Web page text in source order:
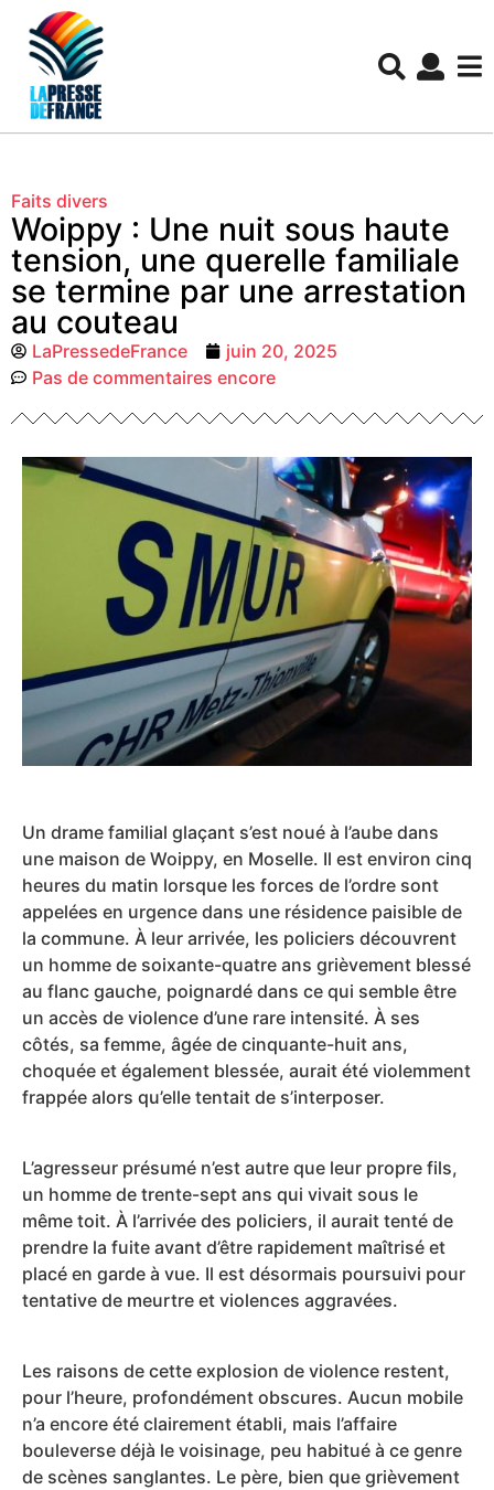
Faits divers
Woippy : Une nuit sous haute
tension, une querelle familiale
se termine par une arrestation
au couteau
LaPressedeFrance
juin 20, 2025
Pas de commentaires encore
Un drame familial glaçant s’est noué à l’aube dans
une maison de Woippy, en Moselle. Il est environ cinq
heures du matin lorsque les forces de l’ordre sont
appelées en urgence dans une résidence paisible de
la commune. À leur arrivée, les policiers découvrent
un homme de soixante-quatre ans grièvement blessé
au flanc gauche, poignardé dans ce qui semble être
un accès de violence d’une rare intensité. À ses
côtés, sa femme, âgée de cinquante-huit ans,
choquée et également blessée, aurait été violemment
frappée alors qu’elle tentait de s’interposer.
L’agresseur présumé n’est autre que leur propre fils,
un homme de trente-sept ans qui vivait sous le
même toit. À l’arrivée des policiers, il aurait tenté de
prendre la fuite avant d’être rapidement maîtrisé et
placé en garde à vue. Il est désormais poursuivi pour
tentative de meurtre et violences aggravées.
Les raisons de cette explosion de violence restent,
pour l’heure, profondément obscures. Aucun mobile
n’a encore été clairement établi, mais l’affaire
bouleverse déjà le voisinage, peu habitué à ce genre
de scènes sanglantes. Le père, bien que grièvement